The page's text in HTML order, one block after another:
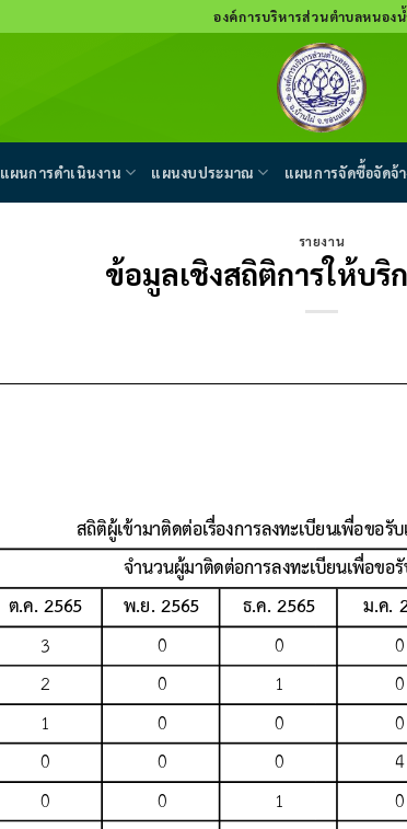
องค์การบริหารส่วนตำบลหนองน้
แผนการดำเนินงาน แผนงบประมาณ แผนการจัดซื้อจัดจ้า
รายงาน
ข้อมูลเชิงสถิติการให้บริ